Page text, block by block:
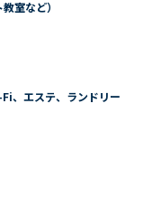
室など）
、エステ、ランドリー